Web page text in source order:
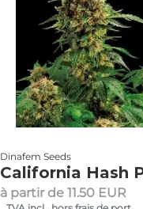
Dinafem Seeds
California Hash
à partir de 11.50 EUR